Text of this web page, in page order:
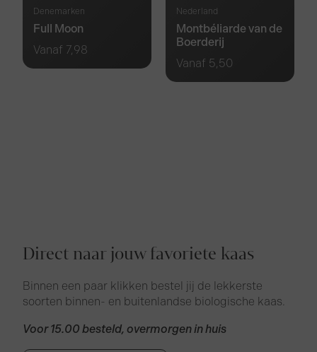
Denemarken
Full Moon
Vanaf 7,98
Nederland
Montbéliarde van de
Boerderij
Vanaf 5,50
Direct naar jouw favoriete kaas
Binnen een paar klikken bestel jij de lekkerste
soorten binnen- en buitenlandse biologische kaas.
Voor 15.00 besteld, overmorgen in huis